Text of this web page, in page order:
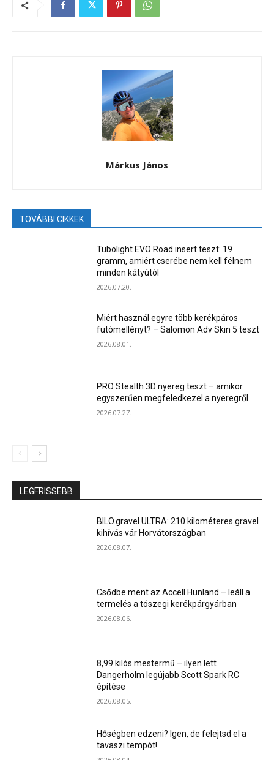
Márkus János
TOVÁBBI CIKKEK
Tubolight EVO Road insert teszt: 19
gramm, amiért cserébe nem kell félnem
minden kátyútól
2026.07.20.
Miért használ egyre több kerékpáros
futómellényt? – Salomon Adv Skin 5 teszt
2026.08.01.
PRO Stealth 3D nyereg teszt – amikor
egyszerűen megfeledkezel a nyeregről
2026.07.27.
LEGFRISSEBB
BILO.gravel ULTRA: 210 kilométeres gravel
kihívás vár Horvátországban
2026.08.07.
Csődbe ment az Accell Hunland – leáll a
termelés a tószegi kerékpárgyárban
2026.08.06.
8,99 kilós mestermű – ilyen lett
Dangerholm legújabb Scott Spark RC
építése
2026.08.05.
Hőségben edzeni? Igen, de felejtsd el a
tavaszi tempót!